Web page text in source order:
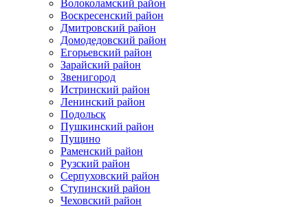
Волоколамский район
Воскресенский район
Дмитровский район
Домодедовский район
Егорьевский район
Зарайский район
Звенигород
Истринский район
Ленинский район
Подольск
Пушкинский район
Пущино
Раменский район
Рузский район
Серпуховский район
Ступинский район
Чеховский район